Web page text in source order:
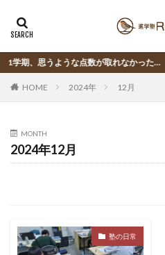
学期、思うような点数が取れなかった…
HOME 2024年 12月
MONTH
2024年12月
塾の日常